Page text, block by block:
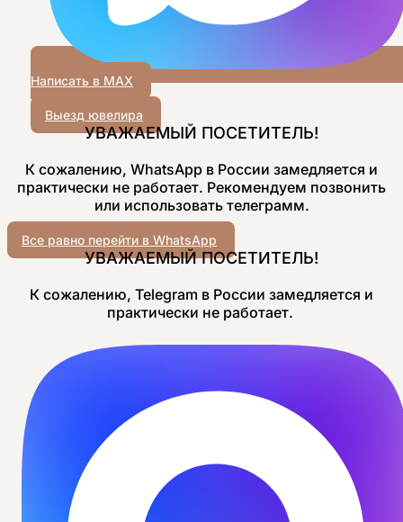
Написать в MAX
Выезд ювелира
УВАЖАЕМЫЙ ПОСЕТИТЕЛЬ!
К сожалению, WhatsApp в России замедляется и
практически не работает. Рекомендуем позвонить
или использовать телеграмм.
Все равно перейти в WhatsApp
УВАЖАЕМЫЙ ПОСЕТИТЕЛЬ!
К сожалению, Telegram в России замедляется и
практически не работает.